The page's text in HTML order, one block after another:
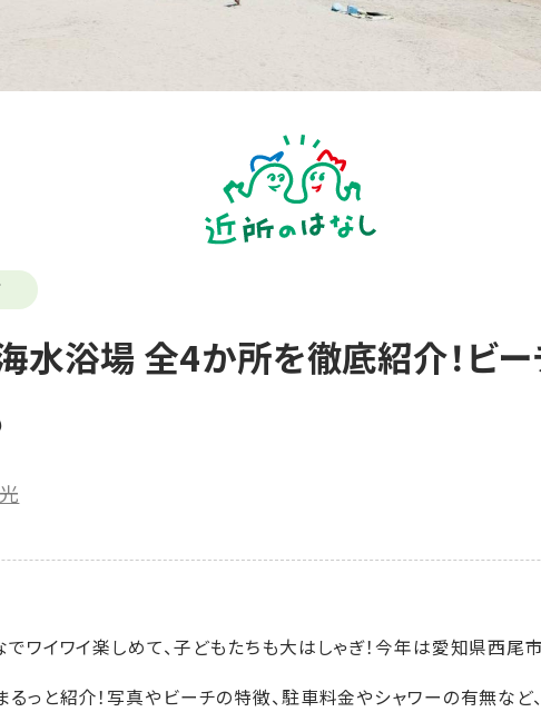
水浴場 全4か所を徹底紹介！ビ
ワイワイ楽しめて、子どもたちも大はしゃぎ！今年は愛知県西尾
っと紹介！写真やビーチの特徴、駐車料金やシャワーの有無など